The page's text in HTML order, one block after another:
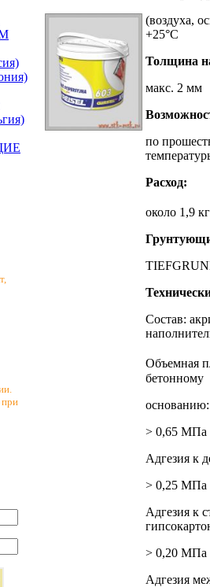
при
(воздуха,
+25°С
Толщина
макс. 2 мм
по
Расход:
около 1,9
Состав:
Объемная
бетонному
основанию:
> 0,65 МПа
Адгезия к
> 0,25 МПа
Адгезия к
> 0,20 МПа
Адгезия